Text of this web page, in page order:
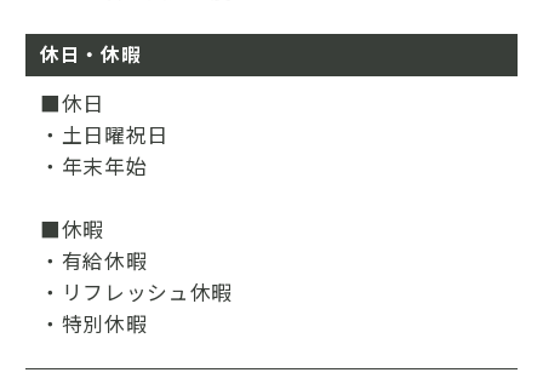
休日・休暇
■休日
・土日曜祝日
・年末年始
■休暇
・有給休暇
・リフレッシュ休暇
・特別休暇